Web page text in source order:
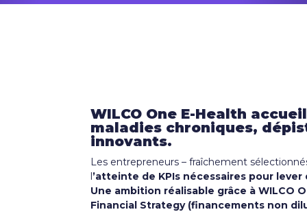
WILCO One E-Health
maladies chroniques,
innovants.
Les entrepreneurs – fraîchement
l’atteinte de KPIs nécessaires pour lever
Une ambition réalisable grâce à WILCO
Financial Strategy (financements non